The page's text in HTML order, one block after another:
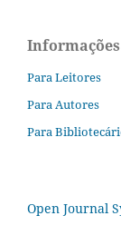
Informações
Para Leitores
Para Autores
Para
Open Journal